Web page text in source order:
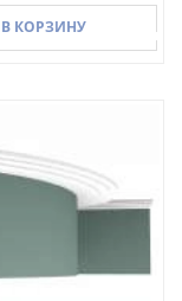
В КОРЗИНУ
В КОРЗИНУ